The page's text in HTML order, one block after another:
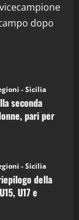
dopo
- Sicilia
seconda
pari per
- Sicilia
della
U17 e